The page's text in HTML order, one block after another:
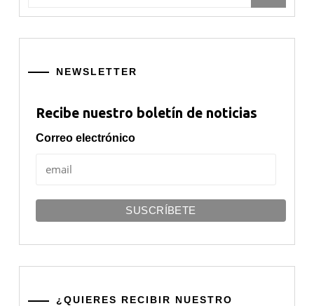
NEWSLETTER
Recibe nuestro boletín de noticias
Correo electrónico
¿QUIERES RECIBIR NUESTRO